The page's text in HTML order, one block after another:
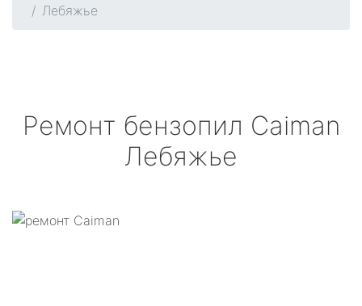
Лебяжье
Ремонт бензопил Caiman
Лебяжье